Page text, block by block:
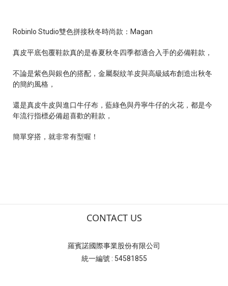
Robinlo Studio雙色拼接秋冬時尚款： Magan
真皮平底包覆鞋款真的是春夏秋冬四季都適合入手的必備鞋款，
不論是紫色與銀色的搭配， 金屬裂紋羊皮與高級絨布創造出秋冬
的簡約風格，
還是真皮牛皮與進口牛仔布，藍綠色與丹寧牛仔的火花，都是今
年流行指標必備超喜歡的鞋款，
簡單穿搭，就非常有型喔！
CONTACT US
羅賓諾國際事業股份有限公司
統一編號 : 54581855